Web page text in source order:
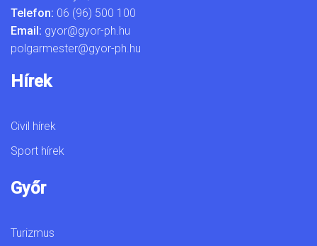
Telefon: 06 (96) 500 100
Email: gyor@gyor-ph.hu
polgarmester@gyor-ph.hu
Hírek
Civil hírek
Sport hírek
Győr
Turizmus